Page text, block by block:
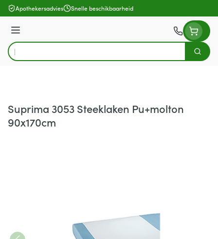
Ga naar de inhoud
Apothekersadvies Snelle beschikbaarheid
Menu
Product, merk, categorie...
Zoek
Suprima 3053 Steeklaken Pu+molton
90x170cm